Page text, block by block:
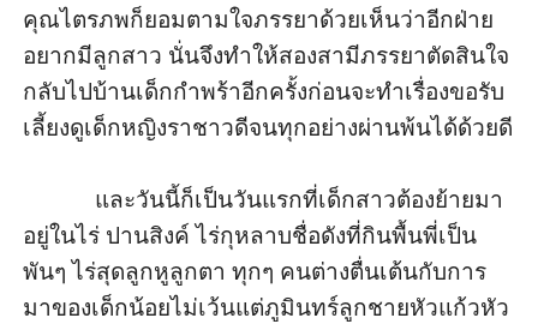
คุณไตรภพก็ยอมตามใจภรรยาด้วยเห็นว่าอีกฝ่าย
อยากมีลูกสาว นั่นจึงทำให้สองสามีภรรยาตัดสินใจ
กลับไปบ้านเด็กกำพร้าอีกครั้งก่อนจะทำเรื่องขอรับ
เลี้ยงดูเด็กหญิงราชาวดีจนทุกอย่างผ่านพ้นได้ด้วยดี
และวันนี้ก็เป็นวันแรกที่เด็กสาวต้องย้ายมา
อยู่ในไร่ ปานสิงค์ ไร่กุหลาบชื่อดังที่กินพื้นพี่เป็น
พันๆ ไร่สุดลูกหูลูกตา ทุกๆ คนต่างตื่นเต้นกับการ
มาของเด็กน้อยไม่เว้นแต่ภูมินทร์ลูกชายหัวแก้วหัว